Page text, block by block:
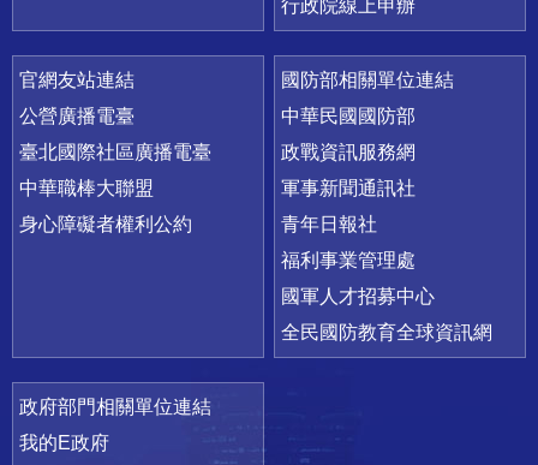
行政院線上申辦
官網友站連結
公營廣播電臺
臺北國際社區廣播電臺
中華職棒大聯盟
身心障礙者權利公約
國防部相關單位連結
中華民國國防部
政戰資訊服務網
軍事新聞通訊社
青年日報社
福利事業管理處
國軍人才招募中心
全民國防教育全球資訊網
政府部門相關單位連結
我的E政府